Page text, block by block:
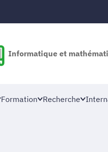
Informatique et
Formation Recherche